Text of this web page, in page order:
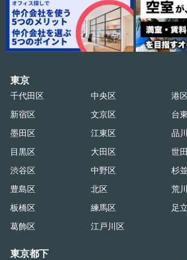
東京
千代田区 中央区
港
新宿区
文京区
台
墨田区
江東区
品
目黒区
大田区
世
渋谷区
中野区
杉
豊島区
北区
荒
板橋区
練馬区
足
葛飾区
江戸川区
東京都下